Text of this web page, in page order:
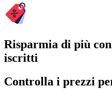
Risparmia di più
iscritti
Controlla i prezzi